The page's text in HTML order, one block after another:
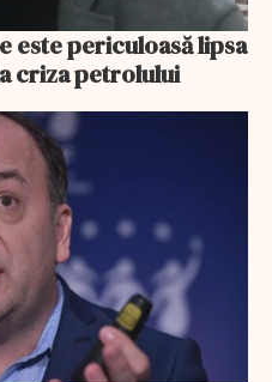
este periculoasă lipsa
criza petrolului